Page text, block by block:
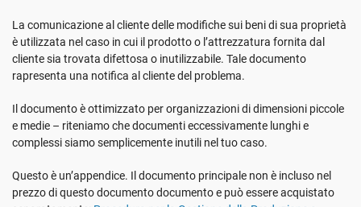
DORA
ISO 42001
GDPR dell’UE
ISO 9001
Da dove cominciare
Altro
Consulenti
Aziende IT e SaaS
Infrastrutture critiche
Produzione
Chi Siamo
Vedi La Demo
La comunicazione al cliente delle modifiche sui beni di sua proprietà
è utilizzata nel caso in cui il prodotto o l’attrezzatura fornita dal
cliente sia trovata difettosa o inutilizzabile. Tale documento
rapresenta una notifica al cliente del problema.
Il documento è ottimizzato per organizzazioni di dimensioni piccole
e medie – riteniamo che documenti eccessivamente lunghi e
complessi siamo semplicemente inutili nel tuo caso.
Questo è un’appendice. Il documento principale non è incluso nel
prezzo di questo documento documento e può essere acquistato